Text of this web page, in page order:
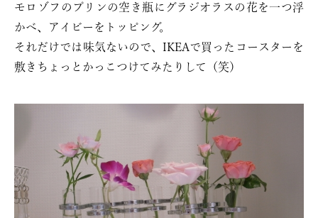
モロゾフのプリンの空き瓶にグラジオラスの花を一つ浮
かべ、アイビーをトッピング。
それだけでは味気ないので、IKEAで買ったコースターを
敷きちょっとかっこつけてみたりして（笑）